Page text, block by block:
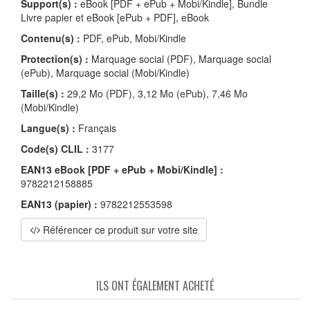
Support(s) : eBook [PDF + ePub + Mobi/Kindle], Bundle
Livre papier et eBook [ePub + PDF], eBook
Contenu(s) : PDF, ePub, Mobi/Kindle
Protection(s) : Marquage social (PDF), Marquage social
(ePub), Marquage social (Mobi/Kindle)
Taille(s) : 29,2 Mo (PDF), 3,12 Mo (ePub), 7,46 Mo
(Mobi/Kindle)
Langue(s) : Français
Code(s) CLIL : 3177
EAN13 eBook [PDF + ePub + Mobi/Kindle] :
9782212158885
EAN13 (papier) : 9782212553598
Référencer ce produit sur votre site
ILS ONT ÉGALEMENT ACHETÉ